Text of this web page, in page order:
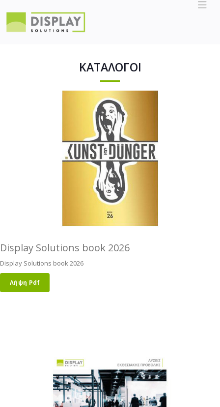
ΚΑΤΑΛΟΓΟΙ
Display Solutions book 2026
Display Solutions book 2026
Λήψη Pdf